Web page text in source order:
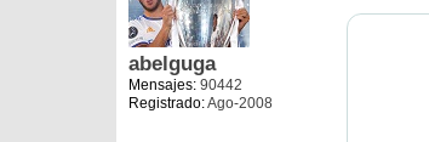
abelguga
Mensajes: 90442
Registrado:Ago-2008
n